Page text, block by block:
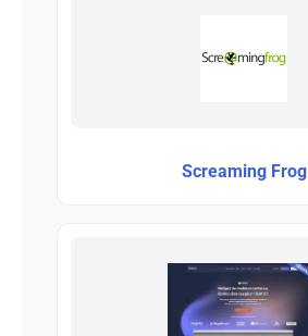
Screaming Frog